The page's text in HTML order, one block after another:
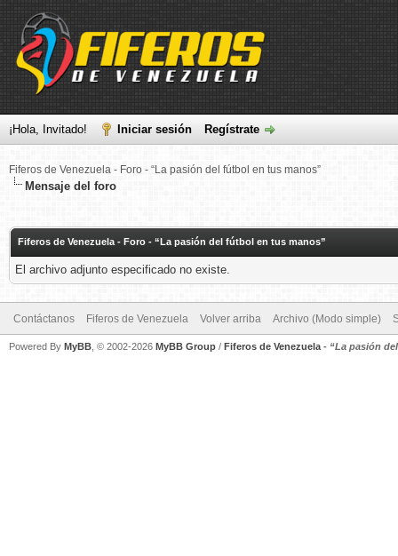
¡Hola, Invitado! Iniciar sesión Regístrate
Fiferos de Venezuela - Foro - “La pasión del fútbol en tus manos”
Mensaje del foro
Fiferos de Venezuela - Foro - “La pasión del fútbol en tus manos”
El archivo adjunto especificado no existe.
Contáctanos Fiferos de Venezuela Volver arriba Archivo (Modo simple)
Powered By MyBB , © 2002-2026 MyBB Group / Fiferos de Venezuela - “La pasión